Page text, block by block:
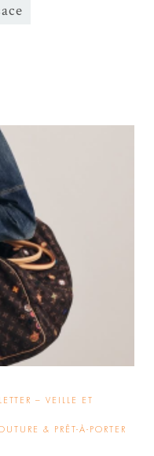
– VEILLE ET
& PRÊT-À-PORTER